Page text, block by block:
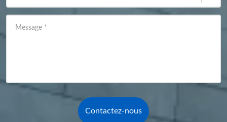
Message *
Contactez-nous